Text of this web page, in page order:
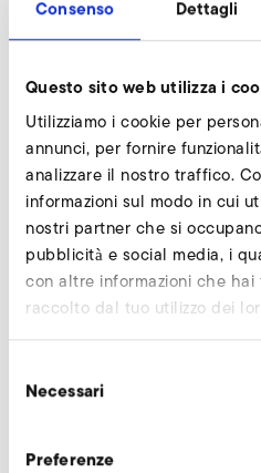
Consenso Dettagli
Questo sito web utilizza i
Utilizziamo i cookie per
annunci, per fornire
analizzare il nostro traffico.
informazioni sul modo in cui
nostri partner che si
pubblicità e social media, i
con altre informazioni che
raccolto dal tuo utilizzo dei
delNecessari
Preferenze
Codice articolo
Bocchettone di
I nostri esperti sono a